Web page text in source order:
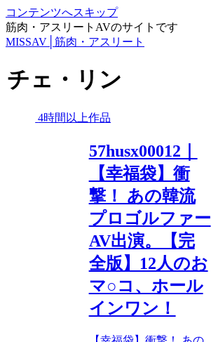
コンテンツへスキップ
筋肉・アスリートAVのサイトです
MISSAV│筋肉・アスリート
チェ・リン
4時間以上作品
57husx00012｜
【幸福袋】衝
撃！ あの韓流
プロゴルファー
AV出演。【完
全版】12人のお
マ○コ、ホール
インワン！